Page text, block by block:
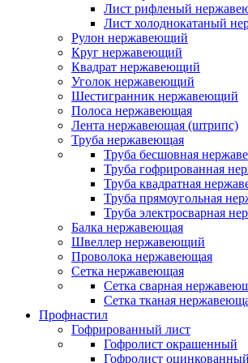
Лист рифленый
Лист холоднокатаный
Рулон нержавеющий
Круг нержавеющий
Квадрат нержавеющий
Уголок нержавеющий
Шестигранник нержавеющий
Полоса нержавеющая
Лента нержавеющая (штрипс)
Труба нержавеющая
Труба бесшовная
Труба гофрированная
Труба квадратная
Труба прямоугольная
Труба электросварная
Балка нержавеющая
Швеллер нержавеющий
Проволока нержавеющая
Сетка нержавеющая
Сетка сварная
Сетка тканая
Профнастил
Гофрированный лист
Гофролист окрашенный
Гофролист оцинкованный